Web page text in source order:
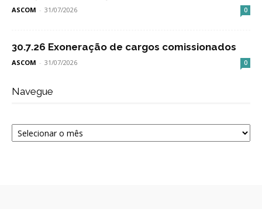
ASCOM - 31/07/2026 0
30.7.26 Exoneração de cargos comissionados
ASCOM - 31/07/2026 0
Navegue
Navegue